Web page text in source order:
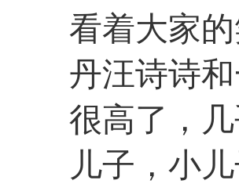
看着大家
丹汪诗诗
很高了，
儿子，小